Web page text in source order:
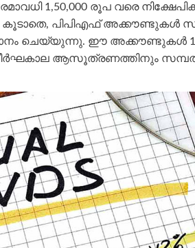
1,50,000 രൂപ വരെ
കൂടാതെ, പിപിഎഫ് അക്കൗണ്ടുകള്‍
ചെയ്യുന്നു. ഈ അക്കൗണ്ടുകള്‍
ആസൂത്രണത്തിനും